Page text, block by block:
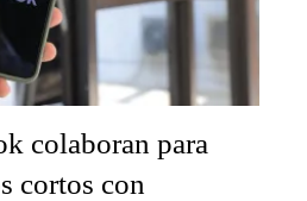
colaboran para
cortos con